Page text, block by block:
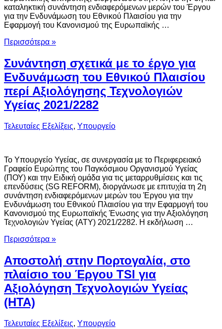
καταληκτική συνάντηση ενδιαφερόμενων μερών του Έργου
για την Ενδυνάμωση του Εθνικού Πλαισίου για την
Εφαρμογή του Κανονισμού της Ευρωπαϊκής …
Περισσότερα »
Συνάντηση σχετικά με το έργο για
Ενδυνάμωση του Εθνικού Πλαισίου
περί Αξιολόγησης Τεχνολογιών
Υγείας 2021/2282
Τελευταίες Εξελίξεις, Υπουργείο
Το Υπουργείο Υγείας, σε συνεργασία με το Περιφερειακό
Γραφείο Ευρώπης του Παγκόσμιου Οργανισμού Υγείας
(ΠΟΥ) και την Ειδική ομάδα για τις μεταρρυθμίσεις και τις
επενδύσεις (SG REFORM), διοργάνωσε με επιτυχία τη 2η
συνάντηση ενδιαφερόμενων μερών του Έργου για την
Ενδυνάμωση του Εθνικού Πλαισίου για την Εφαρμογή του
Κανονισμού της Ευρωπαϊκής Ένωσης για την Αξιολόγηση
Τεχνολογιών Υγείας (ΑΤΥ) 2021/2282. Η εκδήλωση …
Περισσότερα »
Αποστολή στην Πορτογαλία, στο
πλαίσιο του Έργου TSI για
Αξιολόγηση Τεχνολογιών Υγείας
(HTA)
Τελευταίες Εξελίξεις, Υπουργείο